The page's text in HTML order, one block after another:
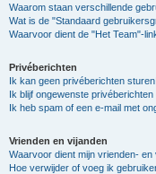
Waarom staan verschillende
Wat is de "Standaard
Waarvoor dient de "Het Team"-
Privéberichten
Ik kan geen privéberichten sturen!
Ik blijf ongewenste privéberichten
Ik heb spam of een e-mail met
Vrienden en vijanden
Waarvoor dient mijn vrienden- en
Hoe verwijder of voeg ik